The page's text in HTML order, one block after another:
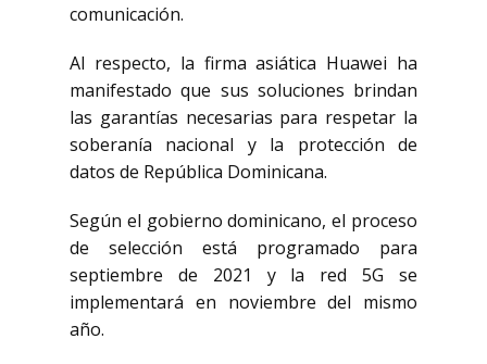
comunicación.
Al respecto, la firma asiática Huawei ha
manifestado que sus soluciones brindan
las garantías necesarias para respetar la
soberanía nacional y la protección de
datos de República Dominicana.
Según el gobierno dominicano, el proceso
de selección está programado para
septiembre de 2021 y la red 5G se
implementará en noviembre del mismo
año.